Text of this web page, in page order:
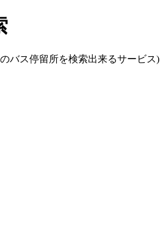
バス停留所を検索出来るサービス)